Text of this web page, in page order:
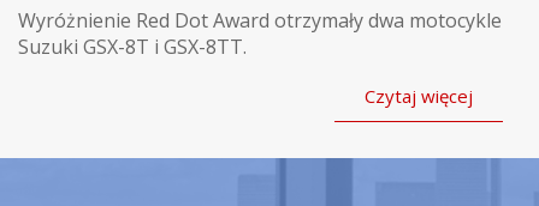
Wyróżnienie Red Dot Award otrzymały dwa motocykle
Suzuki GSX-8T i GSX-8TT.
Czytaj więcej